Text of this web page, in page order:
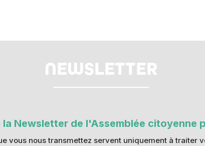
NEWSLETTER
la Newsletter de l'Assemblée citoyenne
vous nous transmettez servent uniquement à traiter